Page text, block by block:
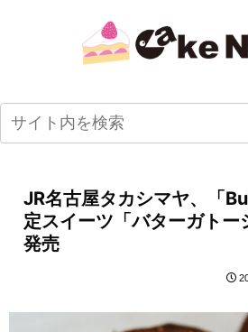
JR名古屋タカシマヤ、「
定スイーツ「バターガトー
発売